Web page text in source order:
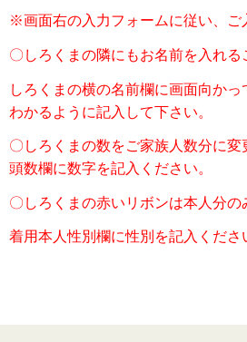
※画面右の入力フォームに従い、ご
〇しろくまの隣にもお名前を入れる
しろくまの横の名前欄に画面向かっ
わかるように記入して下さい。
〇しろくまの数をご家族人数分に変
頭数欄に数字を記入ください。
〇しろくまの赤いリボンは本人分の
着用本人性別欄に性別を記入くださ